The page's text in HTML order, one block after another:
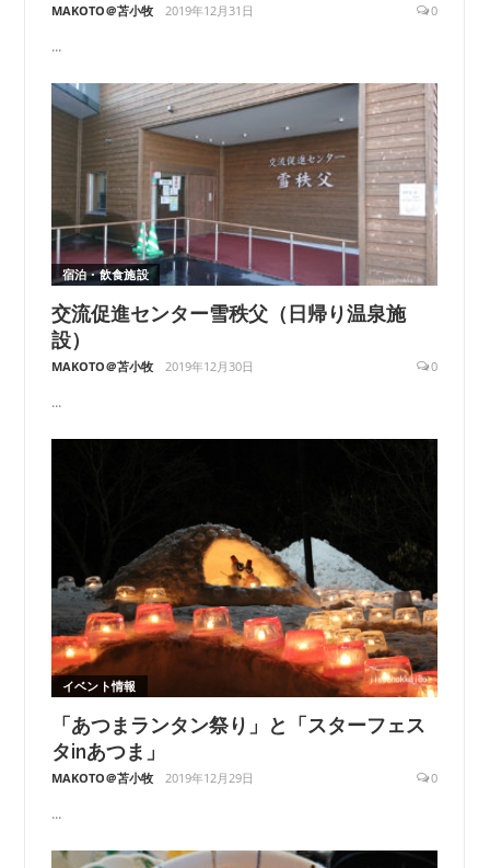
MAKOTO＠苫小牧 2019年12月31日 0
...
宿泊・飲食施設
交流促進センター雪秩父（日帰り温泉施
設）
MAKOTO＠苫小牧 2019年12月30日 0
...
イベント情報
「あつまランタン祭り」と「スターフェス
タinあつま」
MAKOTO＠苫小牧 2019年12月29日 0
...